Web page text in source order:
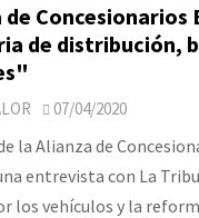
de
de distribución,
07/04/2020
la Alianza de
entrevista con La
los vehículos y la